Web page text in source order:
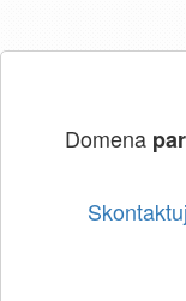
Domena